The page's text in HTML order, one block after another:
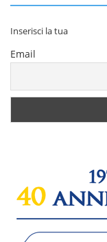
Inserisci la tua
Email